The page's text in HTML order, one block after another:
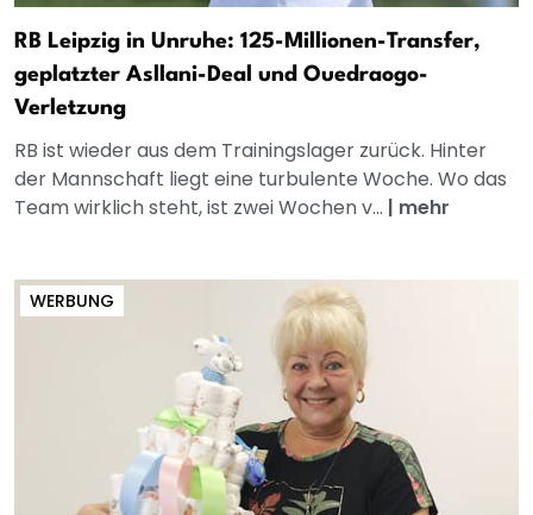
RB Leipzig in Unruhe: 125-Millionen-Transfer,
geplatzter Asllani-Deal und Ouedraogo-
Verletzung
RB ist wieder aus dem Trainingslager zurück. Hinter
der Mannschaft liegt eine turbulente Woche. Wo das
Team wirklich steht, ist zwei Wochen v... | mehr
WERBUNG